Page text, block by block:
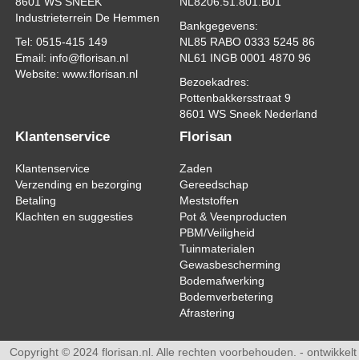
Industrieterrein De Hemmen
Tel: 0515-415 149
Email: info@florisan.nl
Website: www.florisan.nl
Bankgegevens:
NL85 RABO 0333 5245 86
NL61 INGB 0001 4870 96
Bezoekadres:
Pottenbakkersstraat 9
8601 WS Sneek Nederland
Klantenservice
Klantenservice
Verzending en bezorging
Betaling
Klachten en suggesties
Florisan
Zaden
Gereedschap
Meststoffen
Pot & Veenproducten
PBM/Veiligheid
Tuinmaterialen
Gewasbescherming
Bodemafwerking
Bodemverbetering
Afrastering
Copyright © 2024 florisan.nl. Alle rechten voorbehouden. - ontwikkelt